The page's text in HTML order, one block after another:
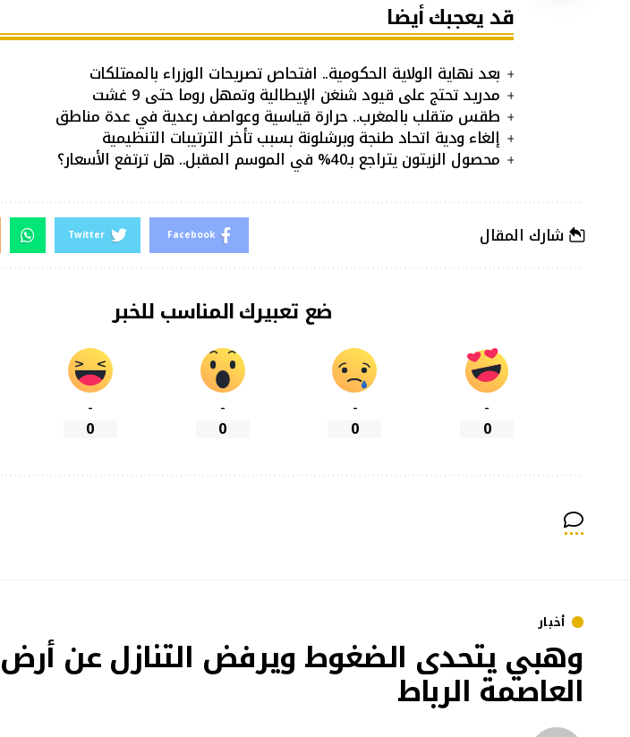
قد يعجبك أيضا
بعد نهاية الولاية الحكومية.. افتحاص تصريحات الوزراء بالممتلكات
مدريد تحتج على قيود شنغن الإيطالية وتمهل روما حتى 9 غشت
طقس متقلب بالمغرب.. حرارة قياسية وعواصف رعدية في عدة مناطق
إلغاء ودية اتحاد طنجة وبرشلونة بسبب تأخر الترتيبات التنظيمية
محصول الزيتون يتراجع بـ40% في الموسم المقبل.. هل ترتفع الأسعار؟
شارك المقال Facebook
Twitter
ضع تعبيرك المناسب للخبر
-
0
-
0
-
0
-
0
أخبار
وهبي يتحدى الضغوط ويرفض التنازل عن
العاصمة الرباط